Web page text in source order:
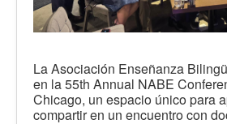
La Asociación Enseñanza
en la 55th Annual NABE
Chicago, un espacio único para
compartir en un encuentro con